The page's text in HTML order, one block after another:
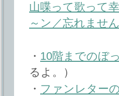
山喋って歌って
～ン／忘れませ
・ 10階までのぼ
るよ。）
・ ファンレター